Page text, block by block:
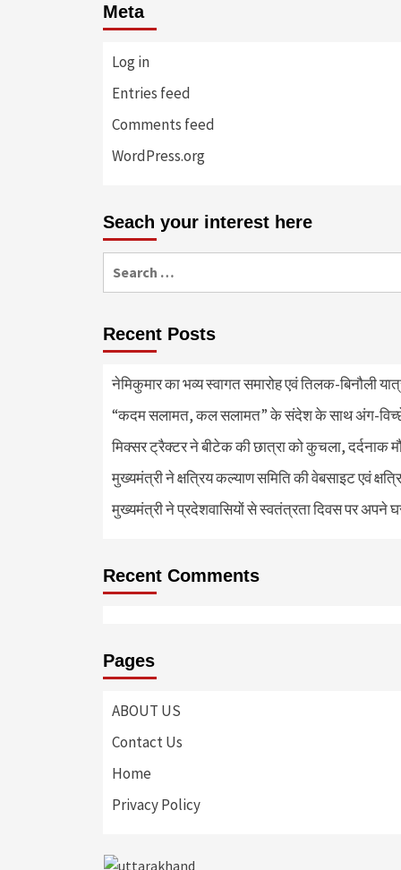
Meta
Log in
Entries feed
Comments feed
WordPress.org
Seach your interest here
for:
Recent Posts
नेमिकुमार का भव्य स्वागत समारोह एवं तिलक-बिनौली
“कदम सलामत, कल सलामत” के संदेश के साथ अंग-
मिक्सर ट्रैक्टर ने बीटेक की छात्रा को कुचला, दर्दनाक
मुख्यमंत्री ने क्षत्रिय कल्याण समिति की वेबसाइट एवं
मुख्यमंत्री ने प्रदेशवासियों से स्वतंत्रता दिवस पर अपने
Recent Comments
Pages
ABOUT US
Contact Us
Home
Privacy Policy